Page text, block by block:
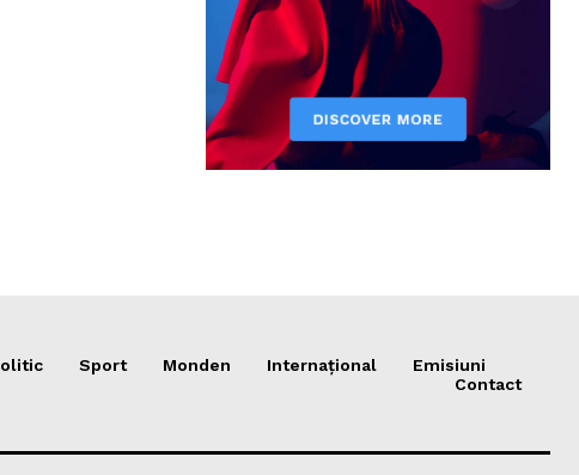
Sport Monden Internațional
Emisiuni
Contact